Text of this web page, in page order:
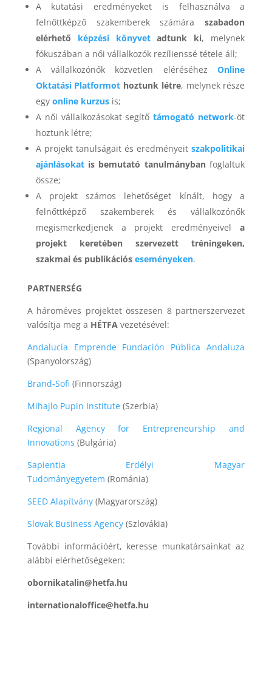
A kutatási eredményeket is felhasználva a
felnőttképző szakemberek számáraszabadon
elérhető képzési könyvetadtunk ki, melynek
fókuszában a női vállalkozók rezílienssé tétele áll;
A vállalkozónők közvetlen eléréséhezOnline
Oktatási Platformot hoztunk létre, melynek része
egy online kurzusis;
A női vállalkozásokat segítőtámogató network-öt
hoztunk létre;
A projekt tanulságait és eredményeitszakpolitikai
ajánlásokatis bemutató tanulmánybanfoglaltuk
össze;
A projekt számos lehetőséget kínált, hogy a
felnőttképző szakemberek és vállalkozónők
megismerkedjenek a projekt eredményeivela
projekt keretében szervezett tréningeken,
szakmai és publikációs eseményeken.
PARTNERSÉG
A hároméves projektet összesen 8 partnerszervezet
valósítja meg a HÉTFA vezetésével:
Andalucía Emprende Fundación Pública Andaluza
(Spanyolország)
Brand-Sofi (Finnország)
Mihajlo Pupin Institute(Szerbia)
Regional Agency for Entrepreneurship and
Innovations (Bulgária)
Sapientia Erdélyi Magyar
Tudományegyetem (Románia)
SEED Alapítvány(Magyarország)
Slovak Business Agency(Szlovákia)
További információért, keresse munkatársainkat az
alábbi elérhetőségeken:
obornikatalin@hetfa.hu
internationaloffice@hetfa.hu